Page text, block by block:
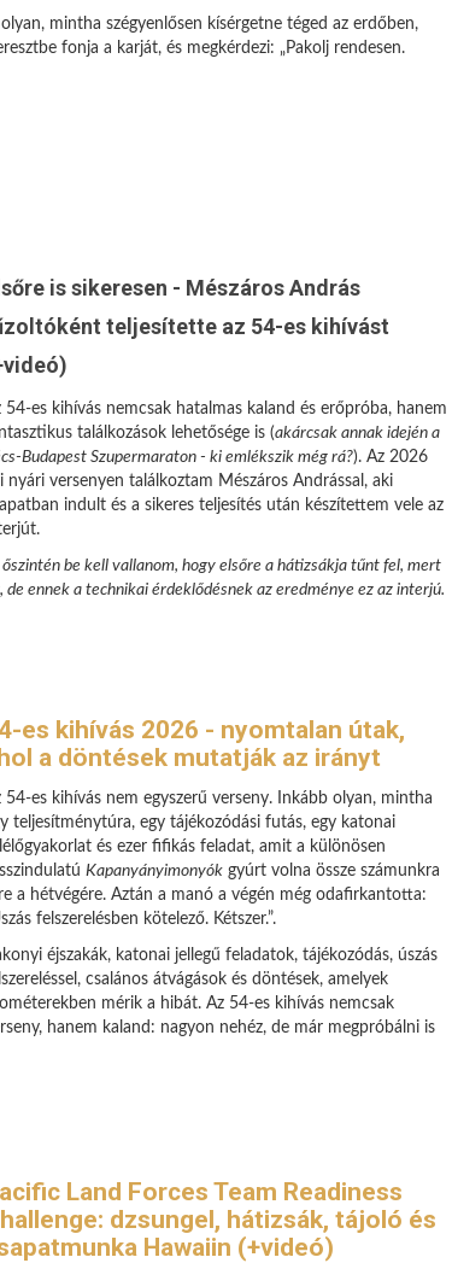
mintha szégyenlősen kísérgetne téged az erdőben,
fonja a karját, és megkérdezi: „Pakolj rendesen.
is sikeresen - Mészáros András
teljesítette az 54-es kihívást
54-es kihívás nemcsak hatalmas kaland és erőpróba, hanem
találkozások lehetősége is (akárcsak annak idején a
Budapest Szupermaraton - ki emlékszik még rá?). Az 2026
nyári versenyen találkoztam Mészáros Andrással, aki
indult és a sikeres teljesítés után készítettem vele az
be kell vallanom, hogy elsőre a hátizsákja tűnt fel, mert
ennek a technikai érdeklődésnek az eredménye ez az interjú.
es kihívás 2026 - nyomtalan útak,
a döntések mutatják az irányt
54-es kihívás nem egyszerű verseny. Inkább olyan, mintha
teljesítménytúra, egy tájékozódási futás, egy katonai
és ezer fifikás feladat, amit a különösen
Kapanyányimonyók gyúrt volna össze számunkra
a hétvégére. Aztán a manó a végén még odafirkantotta:
felszerelésben kötelező. Kétszer.”.
éjszakák, katonai jellegű feladatok, tájékozódás, úszás
csalános átvágások és döntések, amelyek
mérik a hibát. Az 54-es kihívás nemcsak
hanem kaland: nagyon nehéz, de már megpróbálni is
Land Forces Team Readiness
dzsungel, hátizsák, tájoló és
Hawaiin (+videó)